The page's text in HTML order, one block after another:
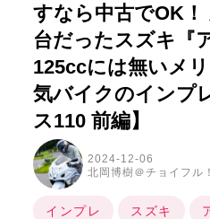
すなら中古でOK！
台だったスズキ『
125ccには無いメ
気バイクのインプ
ス110 前編】
2024-12-06
北岡博樹＠チョイフル
インプレ スズキ